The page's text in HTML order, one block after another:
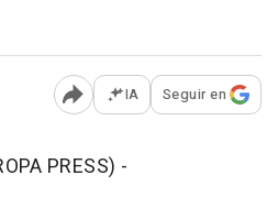
Abrir opciones para
IA Seguir en
PRESS) -